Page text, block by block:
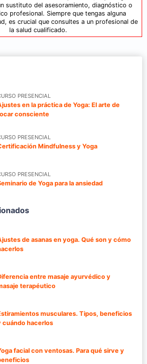
sustituto del asesoramiento, diagnóstico o
profesional. Siempre que tengas alguna
es crucial que consultes a un profesional de
la salud cualificado.
PRESENCIAL
en la práctica de Yoga: El arte de
consciente
PRESENCIAL
Mindfulness y Yoga
PRESENCIAL
de Yoga para la ansiedad
de asanas en yoga. Qué son y cómo
entre masaje ayurvédico y
terapéutico
musculares. Tipos, beneficios
cuándo hacerlos
facial con ventosas. Para qué sirve y